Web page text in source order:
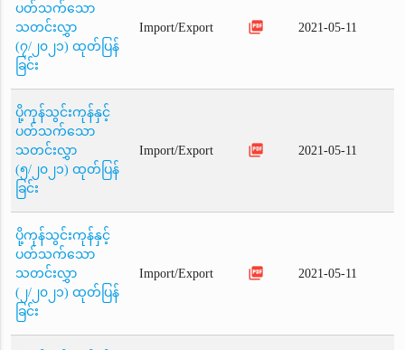
ပတ်သက်သော
သတင်းလွှာ
(၇/၂၀၂၁) ထုတ်ပြန်
ခြင်း
Import/Export picture_as_pdf 2021-05-11
ပို့ကုန်သွင်းကုန်နှင့်
ပတ်သက်သော
သတင်းလွှာ
(၅/၂၀၂၁) ထုတ်ပြန်
ခြင်း
Import/Export picture_as_pdf 2021-05-11
ပို့ကုန်သွင်းကုန်နှင့်
ပတ်သက်သော
သတင်းလွှာ
(၂/၂၀၂၁) ထုတ်ပြန်
ခြင်း
Import/Export picture_as_pdf 2021-05-11